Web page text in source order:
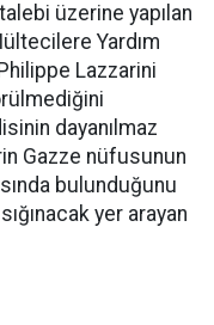
üzerine yapılan
Yardım
Lazzarini
dayanılmaz
Gazze nüfusunun
bulunduğunu
yer arayan